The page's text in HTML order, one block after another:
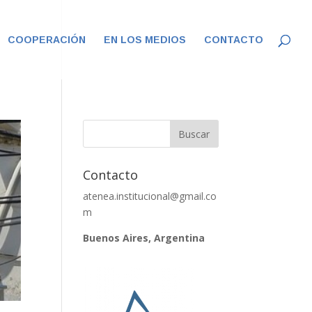
COOPERACIÓN EN LOS MEDIOS CONTACTO
Contacto
atenea.institucional@gmail.co
m
Buenos Aires, Argentina